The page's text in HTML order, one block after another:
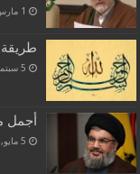
1 مارس,2018
5 سبتمبر,2017
أجمل
5 مايو,2017